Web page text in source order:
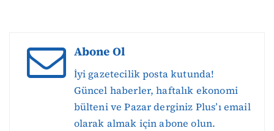
Abone Ol
İyi gazetecilik posta kutunda!
Güncel haberler, haftalık ekonomi
bülteni ve Pazar derginiz Plus’ı email
olarak almak için abone olun.